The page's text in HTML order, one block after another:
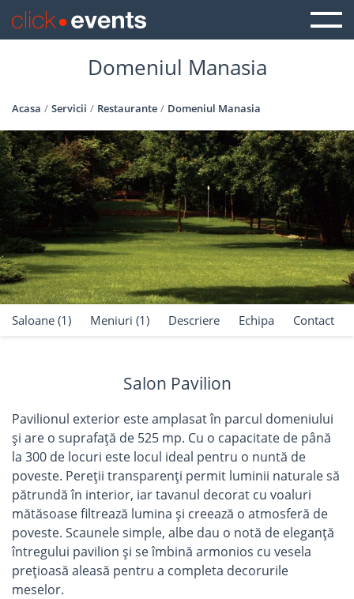
Domeniul Manasia
Acasa Servicii Restaurante Domeniul Manasia
Saloane (1) Meniuri (1) Descriere Echipa Contact
Salon Pavilion
Pavilionul exterior este amplasat în parcul domeniului
și are o suprafață de 525 mp. Cu o capacitate de până
la 300 de locuri este locul ideal pentru o nuntă de
poveste. Pereții transparenți permit luminii naturale să
pătrundă în interior, iar tavanul decorat cu voaluri
mătăsoase filtrează lumina și creează o atmosferă de
poveste. Scaunele simple, albe dau o notă de eleganță
întregului pavilion și se îmbină armonios cu vesela
prețioasă aleasă pentru a completa decorurile
meselor.